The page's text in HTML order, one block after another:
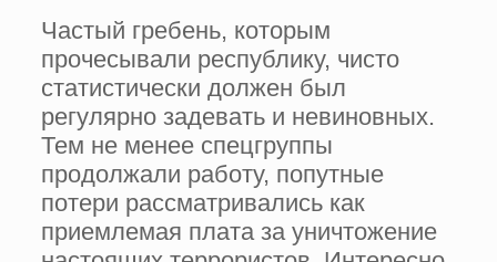
Частый гребень, которым
прочесывали республику, чисто
статистически должен был
регулярно задевать и невиновных.
Тем не менее спецгруппы
продолжали работу, попутные
потери рассматривались как
приемлемая плата за уничтожение